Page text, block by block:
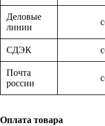
Деловые
линии
СДЭК
Почта
россии
Оплата товара